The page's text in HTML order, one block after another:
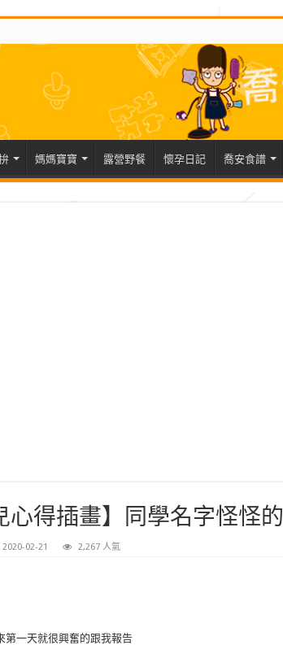
媽媽寶寶 露營野餐 懷孕日記 喬安食譜
心得插畫】同學名字怪怪的
2020-02-21 2,267 人氣
第一天就很興奮的跟我報告